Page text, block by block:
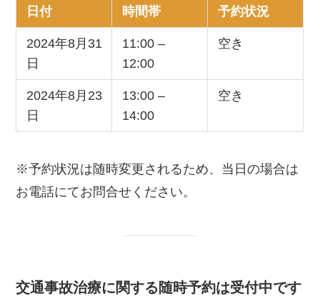
日付 時間帯 予約状況
2024年8月31
日
11:00 –
12:00
空き
2024年8月23
日
13:00 –
14:00
空き
※予約状況は随時変更されるため、当日の場合は
お電話にてお問合せください。
交通事故治療に関する随時予約は受付中です